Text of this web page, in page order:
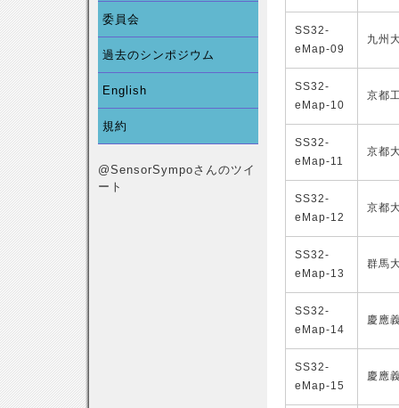
SS32-
eMap-09
九州
SS32-
eMap-10
京都
SS32-
eMap-11
京都
SS32-
eMap-12
京都
SS32-
eMap-13
群馬
SS32-
eMap-14
慶應
SS32-
eMap-15
慶應
委員会
過去のシンポジウム
English
規約
@SensorSympoさんのツイ
ート